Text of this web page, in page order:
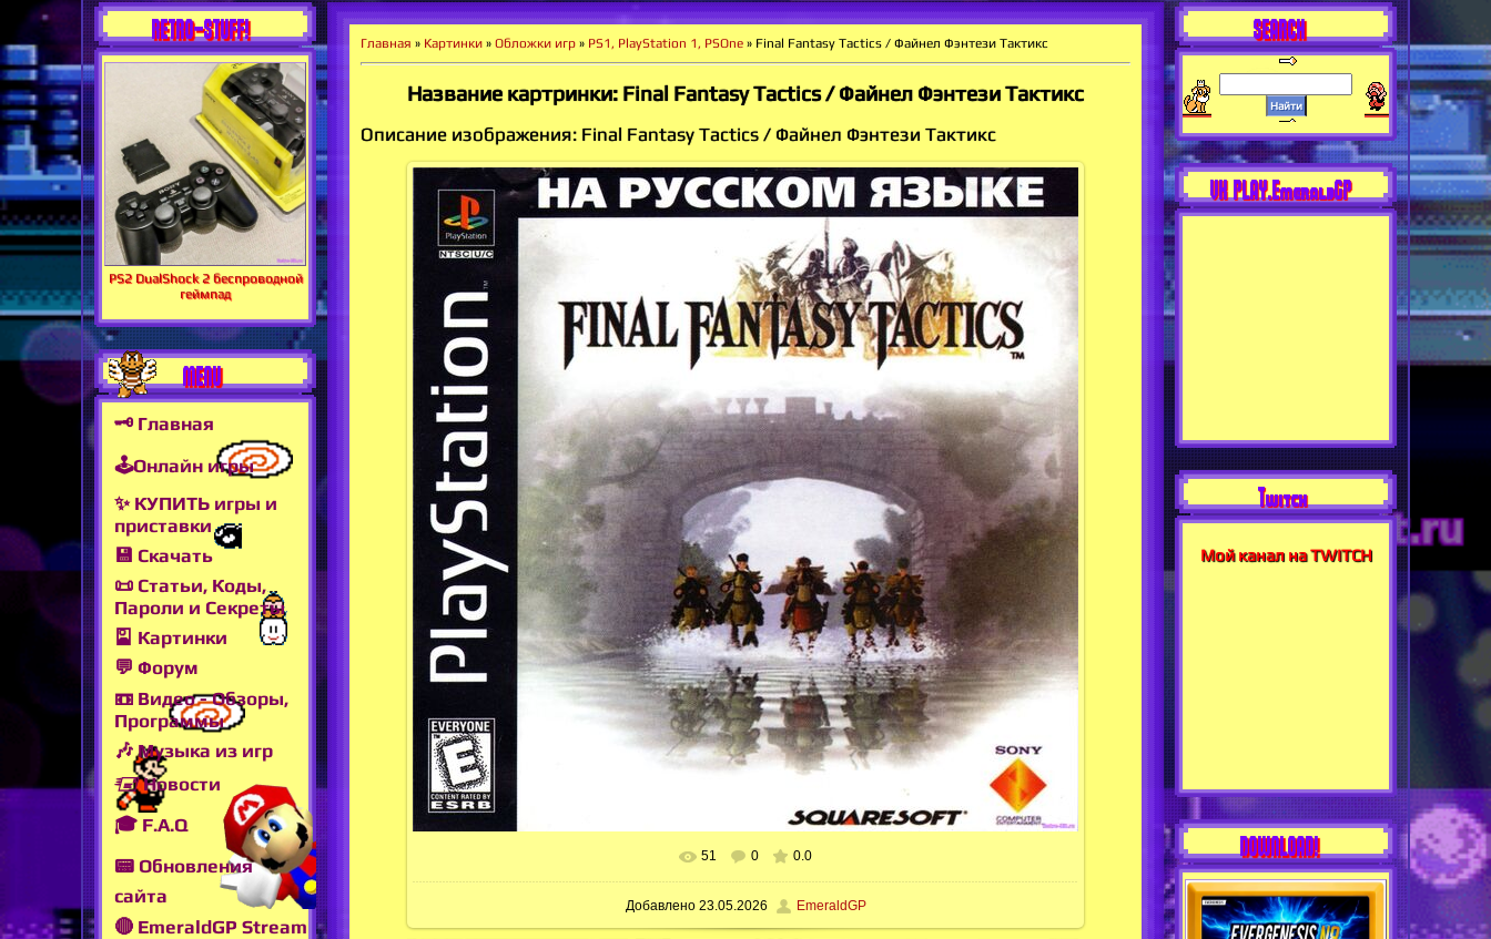
RETRO-STUFF!
PS2 DualShock 2 беспроводной
геймпад
MENU
🗝 Главная
🕹Онлайн игры
✨ КУПИТЬ игры и
приставки
💾 Скачать
📜 Статьи, Коды,
Пароли и Секреты
🎴 Картинки
💬 Форум
📼 Видео - Обзоры,
Программы
🎶 Музыка из игр
🖅 Новости
🎓 F.A.Q
📟 Обновления
сайта
🔴 EmeraldGP Stream
Главная » Картинки » Обложки игр » PS1, PlayStation 1, PSOne » Final Fantasy Tactics / Файнел Фэнтези Тактикс
Название картринки: Final Fantasy Tactics / Файнел Фэнтези Тактикс
Описание изображения: Final Fantasy Tactics / Файнел Фэнтези Тактикс
В реальном размере 2004x2000
51 0 0.0
Добавлено23.05.2026 EmeraldGP
SEARCH
VK PLAY.EmeraldGP
Twitch
Мой канал на TWITCH
DOWNLOAD!